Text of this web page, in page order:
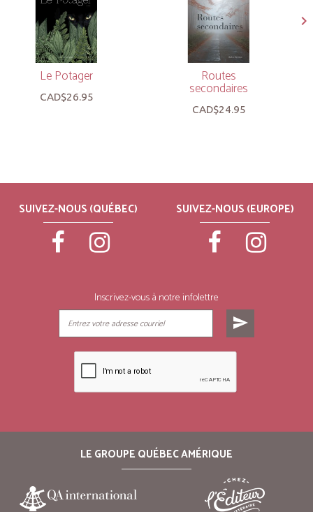
Le Potager
CAD$26.95
Routes
secondaires
CAD$24.95
SUIVEZ-NOUS (QUÉBEC) SUIVEZ-NOUS (EUROPE)
Inscrivez-vous à notre infolettre
send
LE GROUPE QUÉBEC AMÉRIQUE